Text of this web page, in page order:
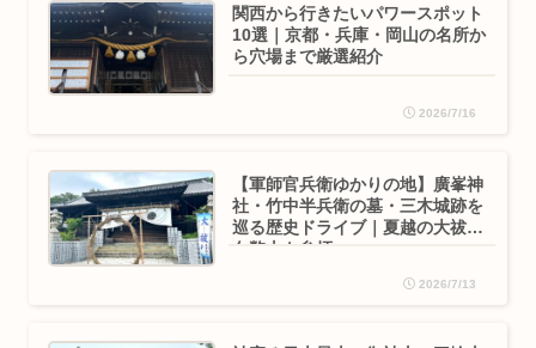
関西から行きたいパワースポット
10選｜京都・兵庫・岡山の名所か
ら穴場まで厳選紹介
2026/7/16
【軍師官兵衛ゆかりの地】廣峯神
社・竹中半兵衛の墓・三木城跡を
巡る歴史ドライブ｜夏越の大祓と
白幣山も参拝
2026/7/13